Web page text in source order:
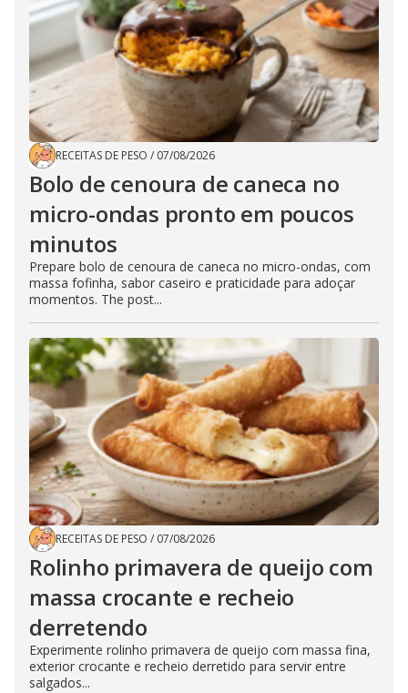
RECEITAS DE PESO / 07/08/2026
Bolo de cenoura de caneca no
micro-ondas pronto em poucos
minutos
Prepare bolo de cenoura de caneca no micro-ondas, com
massa fofinha, sabor caseiro e praticidade para adoçar
momentos. The post...
RECEITAS DE PESO / 07/08/2026
Rolinho primavera de queijo com
massa crocante e recheio
derretendo
Experimente rolinho primavera de queijo com massa fina,
exterior crocante e recheio derretido para servir entre
salgados...